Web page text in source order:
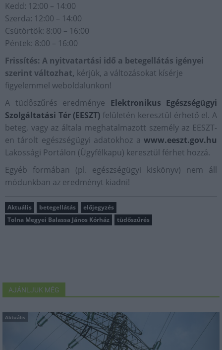
Kedd: 12:00 – 14:00
Szerda: 12:00 – 14:00
Csütörtök: 8:00 – 16:00
Péntek: 8:00 – 16:00
Frissítés: A nyitvatartási idő a betegellátás igényei
szerint változhat, kérjük, a változásokat kísérje
figyelemmel weboldalunkon!
A tüdőszűrés eredménye Elektronikus Egészségügyi
Szolgáltatási Tér (EESZT) felületén keresztül érhető el. A
beteg, vagy az általa meghatalmazott személy az EESZT-
en tárolt egészségügyi adatokhoz a www.eeszt.gov.hu
Lakossági Portálon (Ügyfélkapu) keresztül férhet hozzá.
Egyéb formában (pl. egészségügyi kiskönyv) nem áll
módunkban az eredményt kiadni!
Aktuális betegellátás
előjegyzés
Tolna Megyei Balassa János Kórház
tüdőszűrés
AJÁNLJUK MÉG
Aktuális